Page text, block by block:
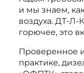
и мы знаем,
воздуха. ДТ-
горючее, это
Проверенное
практике,